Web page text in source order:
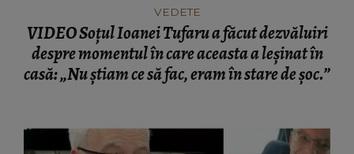
VEDETE
VIDEO Soțul Ioanei Tufaru a făcut dezvăluiri
despre momentul în care aceasta a leșinat în
casă: „Nu știam ce să fac, eram în stare de șoc.”